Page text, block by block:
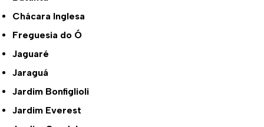
Chácara Inglesa
Freguesia do Ó
Jaguaré
Jaraguá
Jardim Bonfiglioli
Jardim Everest